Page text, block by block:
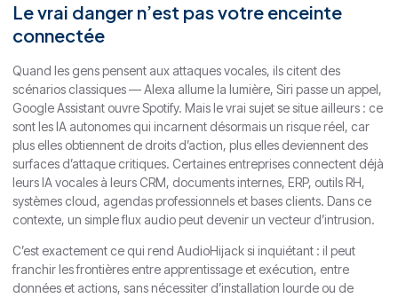
Le vrai danger n’est pas votre enceinte
connectée
Quand les gens pensent aux attaques vocales, ils citent des
scénarios classiques — Alexa allume la lumière, Siri passe un appel,
Google Assistant ouvre Spotify. Mais le vrai sujet se situe ailleurs : ce
sont les IA autonomes qui incarnent désormais un risque réel, car
plus elles obtiennent de droits d’action, plus elles deviennent des
surfaces d’attaque critiques. Certaines entreprises connectent déjà
leurs IA vocales à leurs CRM, documents internes, ERP, outils RH,
systèmes cloud, agendas professionnels et bases clients. Dans ce
contexte, un simple flux audio peut devenir un vecteur d’intrusion.
C’est exactement ce qui rend AudioHijack si inquiétant : il peut
franchir les frontières entre apprentissage et exécution, entre
données et actions, sans nécessiter d’installation lourde ou de